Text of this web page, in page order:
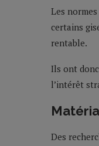
Les
certains
rentable.
Ils ont
l’intérêt
Des